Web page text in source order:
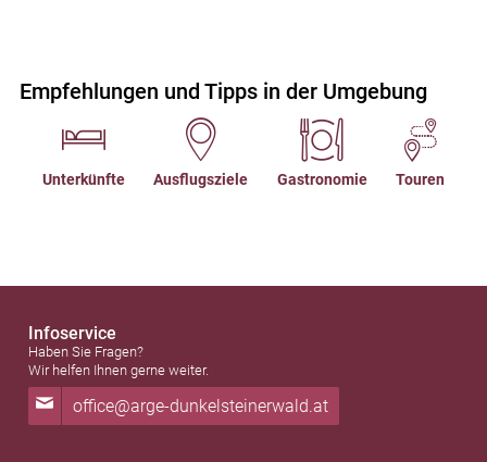
Empfehlungen und Tipps in der Umgebung
Unterkünfte Ausflugsziele Gastronomie Touren
Infoservice
Haben Sie Fragen?
Wir helfen Ihnen gerne weiter.
office@arge-dunkelsteinerwald.at